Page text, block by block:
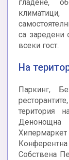
гладене,
климатици,
са заредени
всеки гост.
На
Паркинг,
територия
Собствена